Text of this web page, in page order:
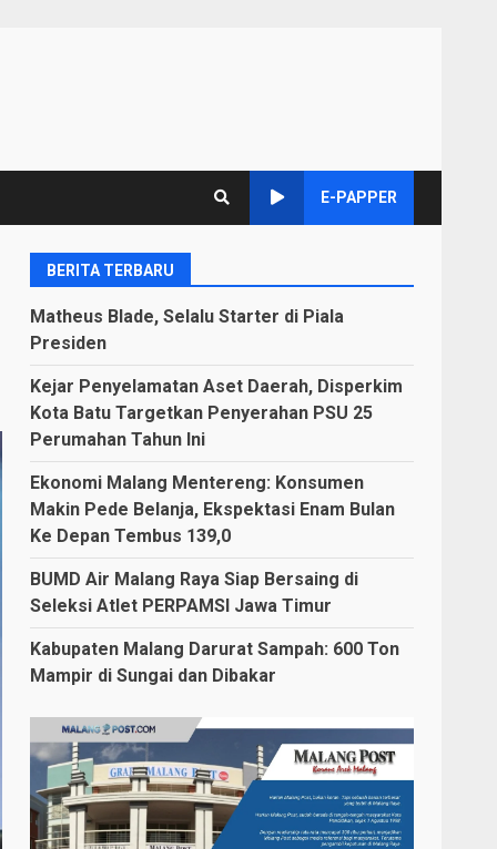
E-PAPPER
BERITA TERBARU
Matheus Blade, Selalu Starter di Piala
Presiden
Kejar Penyelamatan Aset Daerah, Disperkim
Kota Batu Targetkan Penyerahan PSU 25
Perumahan Tahun Ini
Ekonomi Malang Mentereng: Konsumen
Makin Pede Belanja, Ekspektasi Enam Bulan
Ke Depan Tembus 139,0
BUMD Air Malang Raya Siap Bersaing di
Seleksi Atlet PERPAMSI Jawa Timur
Kabupaten Malang Darurat Sampah: 600 Ton
Mampir di Sungai dan Dibakar